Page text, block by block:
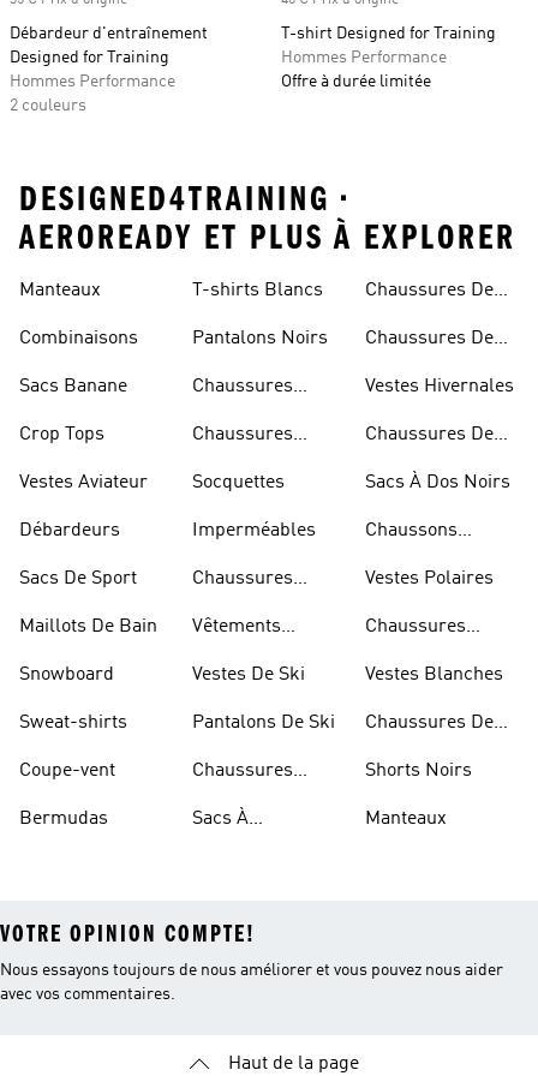
Débardeur d'entraînement
Designed for Training
Hommes Performance
2 couleurs
T-shirt Designed for Training
Hommes Performance
Offre à durée limitée
DESIGNED4TRAINING •
AEROREADY ET PLUS À EXPLORER
Manteaux
Combinaisons
Sacs Banane
Crop Tops
Vestes Aviateur
Débardeurs
Sacs De Sport
Maillots De Bain
Snowboard
Sweat-shirts
Coupe-vent
Bermudas
T-shirts Blancs
Pantalons Noirs
Chaussures
Chaussures
Socquettes
Imperméables
Chaussures
Vêtements
Vestes De Ski
Pantalons De Ski
Chaussures
Sacs À
Chaussures De
Chaussures De
Vestes Hivernales
Chaussures De
Sacs À Dos Noirs
Chaussons
Vestes Polaires
Chaussures
Vestes Blanches
Chaussures De
Shorts Noirs
Manteaux
VOTRE OPINION COMPTE!
Nous essayons toujours de nous améliorer et vous pouvez nous aider
avec vos commentaires.
Haut de la page